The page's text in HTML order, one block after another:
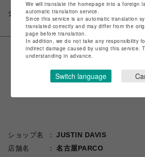
シェアする
ショップ名
JUSTIN DAVIS
店舗名
名古屋PARCO
We will translate the homepage into a foreign
automatic translation service.
Since this service is an automatic translation
translated correctly and may differ from the
page before translation.
In addition, we do not take any responsibility
indirect damage caused by using this service.
understanding in advance.
Switch language